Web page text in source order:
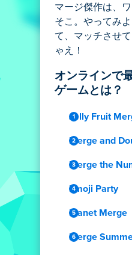
マージ傑作は、
そこ。やってみ
て、マッチさせ
ゃえ！
オンラインで
ゲームとは？
Jelly Fruit
Merge and
Merge the
Emoji Party
Planet Merge
Merge